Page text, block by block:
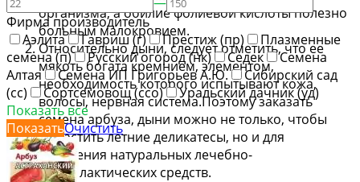
организма, а обилие фолиевой кислоты полезно
больным малокровием.
Относительно дыни, следует отметить, что ее
мякоть богата кремнием, элементом,
необходимость которого испытывают кожа,
волосы, нервная система.Поэтому заказать
семена арбуза, дыни можно не только, чтобы
вырастить летние деликатесы, но и для
получения натуральных лечебно-
профилактических средств.
Фирма производитель
Аэлита
Гавриш (г) Престиж (пр)
Плазменные
семена (п)
Русский огород (нк) Седек
Семена
Алтая
Семена ИП Григорьев А.Ю.
Сибирский сад
(сс)
Сортсемовощ (ссо)
Уральский дачник (уд)
Показать все
ПоказатьОчистить